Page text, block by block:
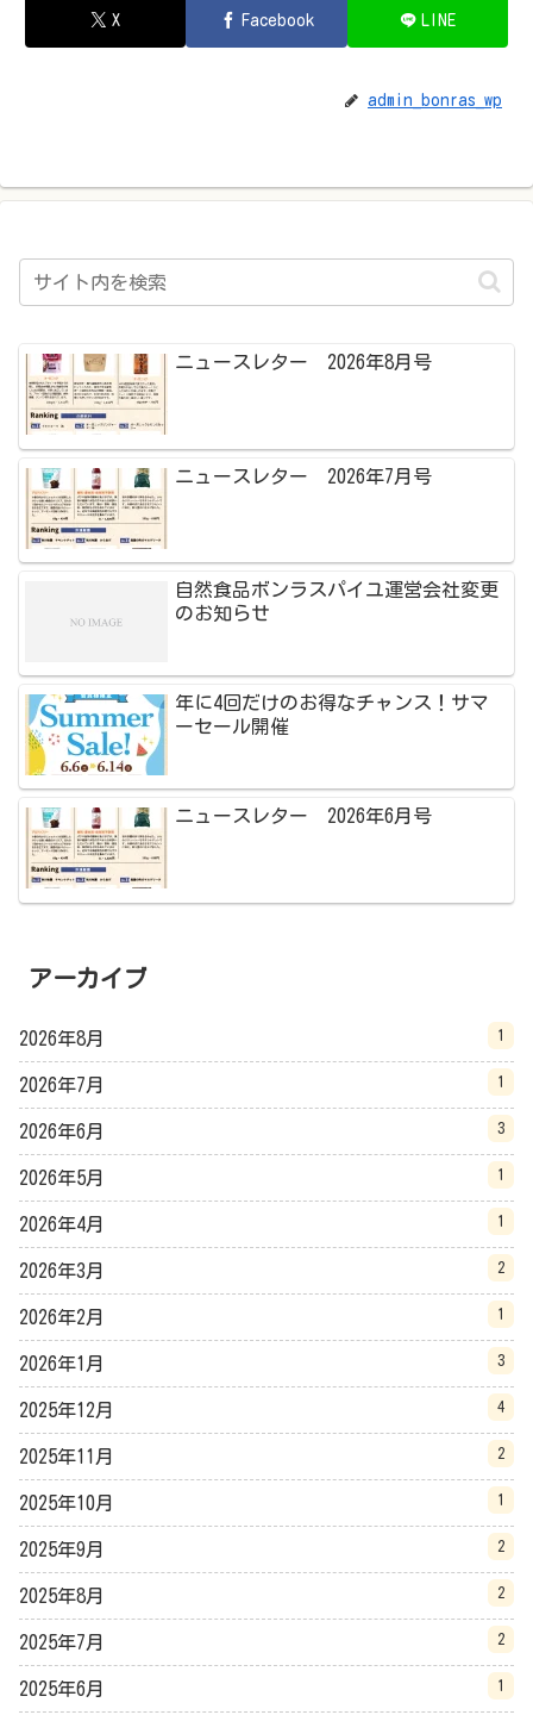
X Facebook LINE
admin_bonras_wp
ニュースレター 2026年8月号
ニュースレター 2026年7月号
自然食品ボンラスパイユ運営会社変更
のお知らせ
年に4回だけのお得なチャンス！サマ
ーセール開催
ニュースレター 2026年6月号
アーカイブ
2026年8月 1
2026年7月 1
2026年6月 3
2026年5月 1
2026年4月 1
2026年3月 2
2026年2月 1
2026年1月 3
2025年12月 4
2025年11月 2
2025年10月 1
2025年9月 2
2025年8月 2
2025年7月 2
2025年6月 1